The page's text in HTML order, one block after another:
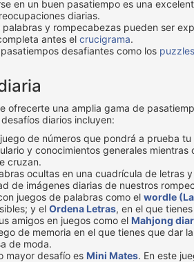
en un buen pasatiempo es una
diarias.
palabras y rompecabezas pueden ser
antes el crucigrama.
desafiantes como los puzzles
ofrecerte una amplia gama de
diarios incluyen:
de números que pondrá a prueba
y conocimientos generales
cruzan.
ocultas en una cuadrícula de letras
de imágenes diarias de nuestros
juegos de palabras como el wordle
y el Ordena Letras, en el que
amigos en juegos como el Mahjong
de memoria en el que tienes que dar
de moda.
mayor desafío es Mini Mates. En este